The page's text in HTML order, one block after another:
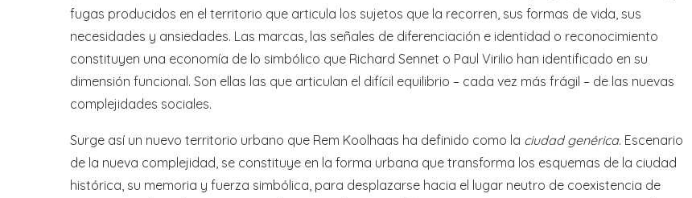
fugas producidos en el territorio que articula los sujetos que la recorren, sus formas de vida, sus
necesidades y ansiedades. Las marcas, las señales de diferenciación e identidad o reconocimiento
constituyen una economía de lo simbólico que Richard Sennet o Paul Virilio han identificado en su
dimensión funcional. Son ellas las que articulan el difícil equilibrio – cada vez más frágil – de las nuevas
complejidades sociales.
Surge así un nuevo territorio urbano que Rem Koolhaas ha definido como la ciudad genérica. Escenario
de la nueva complejidad, se constituye en la forma urbana que transforma los esquemas de la ciudad
histórica, su memoria y fuerza simbólica, para desplazarse hacia el lugar neutro de coexistencia de